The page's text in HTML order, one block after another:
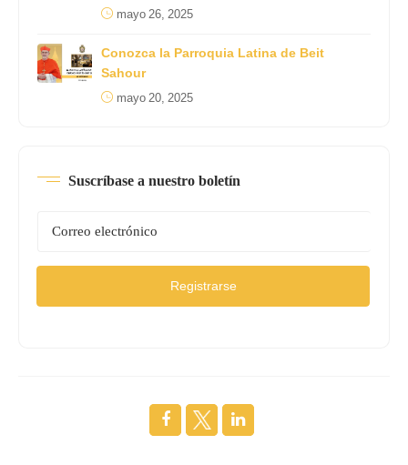
mayo 26, 2025
Conozca la Parroquia Latina de Beit
Sahour
mayo 20, 2025
Suscríbase a nuestro boletín
Registrarse